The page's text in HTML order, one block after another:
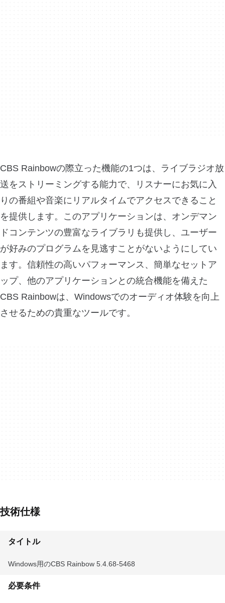
CBS Rainbowの際立った機能の1つは、ライブラジオ放
送をストリーミングする能力で、リスナーにお気に入
りの番組や音楽にリアルタイムでアクセスできること
を提供します。このアプリケーションは、オンデマン
ドコンテンツの豊富なライブラリも提供し、ユーザー
が好みのプログラムを見逃すことがないようにしてい
ます。信頼性の高いパフォーマンス、簡単なセットア
ップ、他のアプリケーションとの統合機能を備えた
CBS Rainbowは、Windowsでのオーディオ体験を向上
させるための貴重なツールです。
技術仕様
タイトル
Windows用のCBS Rainbow 5.4.68-5468
必要条件